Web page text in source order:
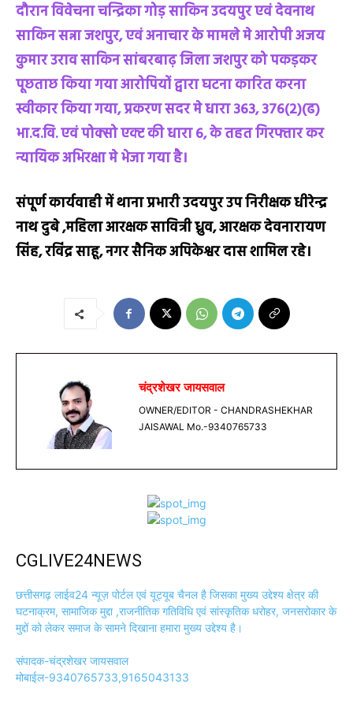
दौरान विवेचना चन्द्रिका गोड़ साकिन उदयपुर एवं देवनाथ
साकिन सन्ना जशपुर, एवं अनाचार के मामले मे आरोपी अजय
कुमार उराव साकिन सांबरबाढ़ जिला जशपुर को पकड़कर
पूछताछ किया गया आरोपियों द्वारा घटना कारित करना
स्वीकार किया गया, प्रकरण सदर मे धारा 363, 376(2)(ढ)
भा.द.वि. एवं पोक्सो एक्ट की धारा 6, के तहत गिरफ्तार कर
न्यायिक अभिरक्षा मे भेजा गया है।
संपूर्ण कार्यवाही में थाना प्रभारी उदयपुर उप निरीक्षक धीरेन्द्र
नाथ दुबे ,महिला आरक्षक सावित्री ध्रुव, आरक्षक देवनारायण
सिंह, रविंद्र साहू, नगर सैनिक अपिकेश्वर दास शामिल रहे।
चंद्रशेखर जायसवाल
OWNER/EDITOR - CHANDRASHEKHAR
JAISAWAL Mo.-9340765733
CGLIVE24NEWS
छत्तीसगढ़ लाईव24 न्यूज़ पोर्टल एवं यूट्यूब चैनल है जिसका मुख्य उद्देश्य क्षेत्र की
घटनाक्रम, सामाजिक मुद्दा ,राजनीतिक गतिविधि एवं सांस्कृतिक धरोहर, जनसरोकार के
मुद्दों को लेकर समाज के सामने दिखाना हमारा मुख्य उद्देश्य है।
संपादक-चंद्रशेखर जायसवाल
मोबाईल-9340765733,9165043133